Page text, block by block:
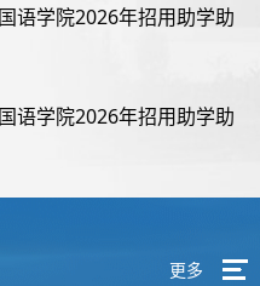
语学院2026年招用助学助
语学院2026年招用助学助
更多